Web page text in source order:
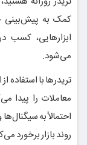
کمک به پیش‌بینی
ابزارهایی، کسب
می‌شود.
تریدرها با استفاده
معاملات را پیدا
احتمالاً به
روند بازار برخورد